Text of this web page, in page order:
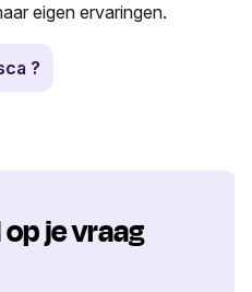
eigen ervaringen.
?
je vraag